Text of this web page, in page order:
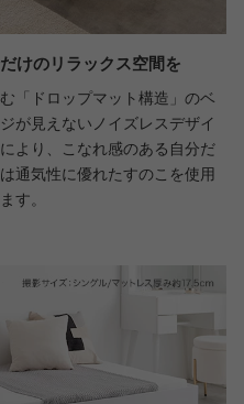
けのリラックス空間を
「ドロップマット構造」のベ
が見えないノイズレスデザイ
より、こなれ感のある自分だ
通気性に優れたすのこを使用
す。